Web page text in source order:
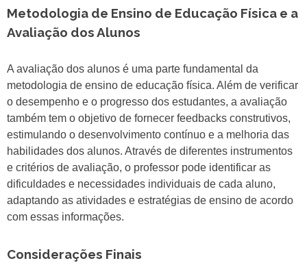
Metodologia de Ensino de Educação Física e a
Avaliação dos Alunos
A avaliação dos alunos é uma parte fundamental da
metodologia de ensino de educação física. Além de verificar
o desempenho e o progresso dos estudantes, a avaliação
também tem o objetivo de fornecer feedbacks construtivos,
estimulando o desenvolvimento contínuo e a melhoria das
habilidades dos alunos. Através de diferentes instrumentos
e critérios de avaliação, o professor pode identificar as
dificuldades e necessidades individuais de cada aluno,
adaptando as atividades e estratégias de ensino de acordo
com essas informações.
Considerações Finais